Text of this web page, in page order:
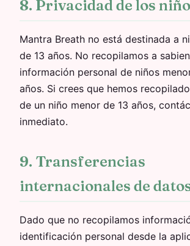
8. Privacidad de los
Mantra Breath no está destinada a
de 13 años. No recopilamos a
información personal de niños
años. Si crees que hemos
de un niño menor de 13 años,
inmediato.
9. Transferencias
internacionales de
Dado que no recopilamos
identificación personal desde la